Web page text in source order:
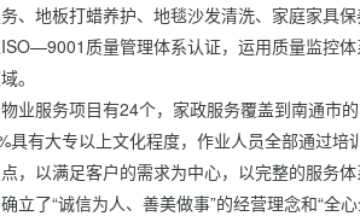
、地板打蜡养护、地毯沙发清洗、家庭家具
质量管理体系认证，运用质量监控
。
业服务项目有24个，家政服务覆盖到南通市
具有大专以上文化程度，作业人员全部通过
，以满足客户的需求为中心，以完整的服务
立了“诚信为人、善美做事”的经营理念和“全